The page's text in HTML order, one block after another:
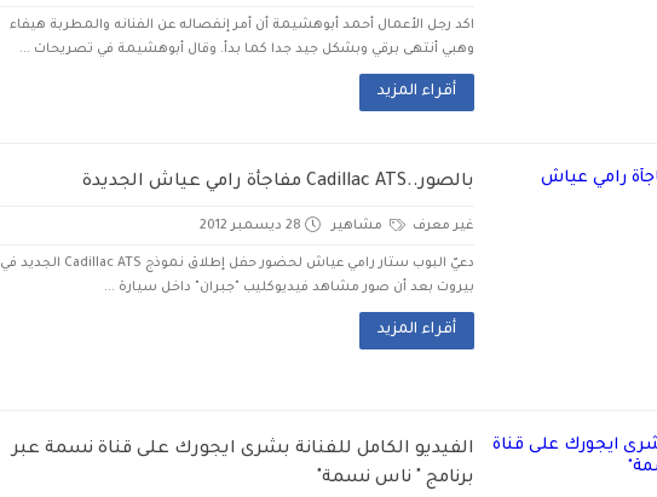
اكد رجل الأعمال أحمد أبوهشيمة أن أمر إنفصاله عن الفنانه والمطربة هيفاء
وهبي أنتهى برقي وبشكل جيد جدا كما بدأ. وقال أبوهشيمة في تصريحات ...
أقراء المزيد
بالصور..Cadillac ATS مفاجأة رامي عياش الجديدة
غير معرف مشاهير 28 ديسمبر 2012
دعيّ البوب ستار رامي عياش لحضور حفل إطلاق نموذج Cadillac ATS الجديد في
بيروت بعد أن صور مشاهد فيديوكليب "جبران" داخل سيارة ...
أقراء المزيد
الفيديو الكامل للفنانة بشرى ايجورك على قناة نسمة عبر
برنامج " ناس نسمة"